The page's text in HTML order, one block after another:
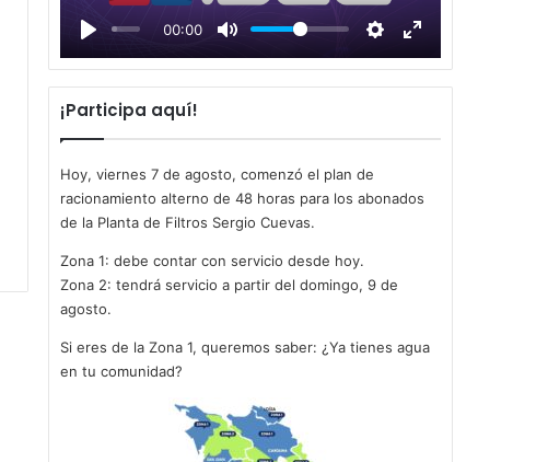
00:00
l
a
y
¡Participa aquí!
Hoy, viernes 7 de agosto, comenzó el plan de
racionamiento alterno de 48 horas para los abonados
de la Planta de Filtros Sergio Cuevas.
Zona 1: debe contar con servicio desde hoy.
Zona 2: tendrá servicio a partir del domingo, 9 de
agosto.
Si eres de la Zona 1, queremos saber: ¿Ya tienes agua
en tu comunidad?